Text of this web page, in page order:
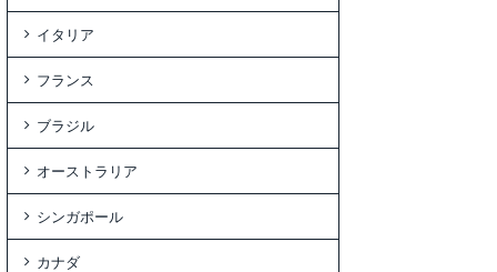
イタリア
フランス
ブラジル
オーストラリア
シンガポール
カナダ